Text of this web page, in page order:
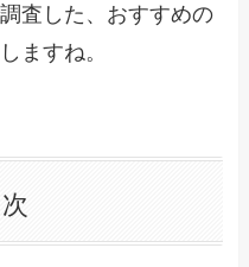
査した、おすすめの
ますね。